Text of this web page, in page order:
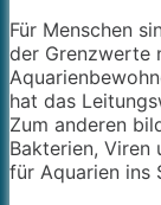
Für Menschen
der Grenzwerte
hat das
Zum anderen
Bakterien, Viren
für Aquarien ins